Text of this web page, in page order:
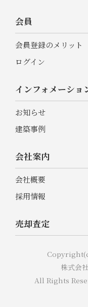
会員
会員登録のメリット
ログイン
インフォメーショ
お知らせ
建築事例
会社案内
会社概要
採用情報
売却査定
株式会
All Rights